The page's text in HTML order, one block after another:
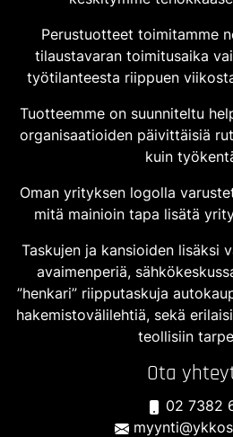
Perustuotteet toimitamme
tilaustavaran toimitusaika
työtilanteesta riippuen
Tuotteemme on suunniteltu
organisaatioiden päivittäisiä
kuin
Oman yrityksen logolla
mitä mainioin tapa lisätä
Taskujen ja kansioiden lisäksi
avaimenperiä,
”henkari” riipputaskuja
hakemistovälilehtiä, sekä
teollisiin
Ota
02 7382